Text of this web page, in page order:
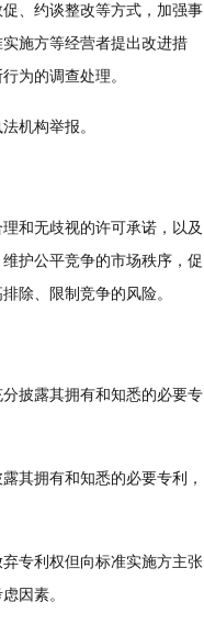
、约谈整改等方式，加强事
施方等经营者提出改进措
为的调查处理。
机构举报。
和无歧视的许可承诺，以及
护公平竞争的市场秩序，促
除、限制竞争的风险。
披露其拥有和知悉的必要专
其拥有和知悉的必要专利，
专利权但向标准实施方主张
因素。